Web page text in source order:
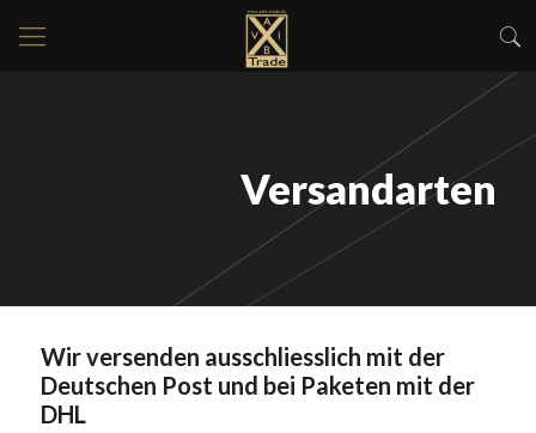
Versandarten
Wir versenden ausschliesslich mit der
Deutschen Post und bei Paketen mit der
DHL